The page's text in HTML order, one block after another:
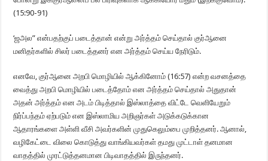
(15:90-91)
‘ஜஅல” என்பதற்குப் படைத்தான் என்று அர்த்தம் செய்தால் குர்ஆனை
மனிதர்களில் சிலர் படைத்தனர் என அர்த்தம் செய்ய நேரிடும்.
எனவே, குர்ஆனை அறபி மொழியில் ஆக்கினோம் (16:57) என்ற வசனத்தை
வைத்து அறபி மொழியில் படைத்தோம் என அர்த்தம் செய்தால் அதுதான்
அதன் அர்த்தம் என அடம் பிடித்தால் இஸ்லாத்தை விட்டே வெளியேறும்
நிர்ப்பந்தம் ஏற்படும் என இஸ்லாமிய அறிஞர்கள் அடுக்கடுக்கான
ஆதாரங்களை அள்ளி வீசி அவர்களின் முதுகெலும்பை முறித்தனர். ஆனால்,
வழிகேட்டை விலை கொடுத்து வாங்கியவர்கள் தமது முட்டாள் தனமான
வாதத்தில் முரட்டுத்தனமான பிடிவாதத்தில் இருந்தனர்.